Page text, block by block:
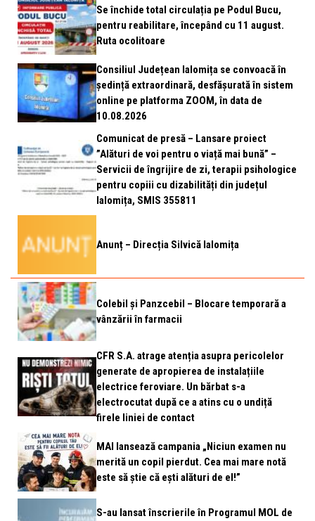
Se închide total circulația pe Podul Bucu,
pentru reabilitare, începând cu 11 august.
Ruta ocolitoare
Consiliul Județean Ialomița se convoacă în
ședință extraordinară, desfășurată în sistem
online pe platforma ZOOM, în data de
10.08.2026
Comunicat de presă – Lansare proiect
”Alături de voi pentru o viață mai bună” –
Servicii de îngrijire de zi, terapii psihologice
pentru copiii cu dizabilități din județul
Ialomița, SMIS 355811
Anunț – Direcția Silvică Ialomița
Colebil și Panzcebil – Blocare temporară a
vânzării în farmacii
CFR S.A. atrage atenția asupra pericolelor
generate de apropierea de instalațiile
electrice feroviare. Un bărbat s-a
electrocutat după ce a atins cu o undiță
firele liniei de contact
MAI lansează campania „Niciun examen nu
merită un copil pierdut. Cea mai mare notă
este să știe că ești alături de el!”
S-au lansat înscrierile în Programul MOL de